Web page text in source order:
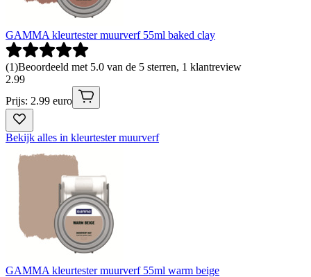
GAMMA kleurtester muurverf 55ml baked clay
(1)Beoordeeld met 5.0 van de 5 sterren, 1 klantreview
2.99
Prijs: 2.99 euro
Bekijk alles in kleurtester muurverf
GAMMA kleurtester muurverf 55ml warm beige